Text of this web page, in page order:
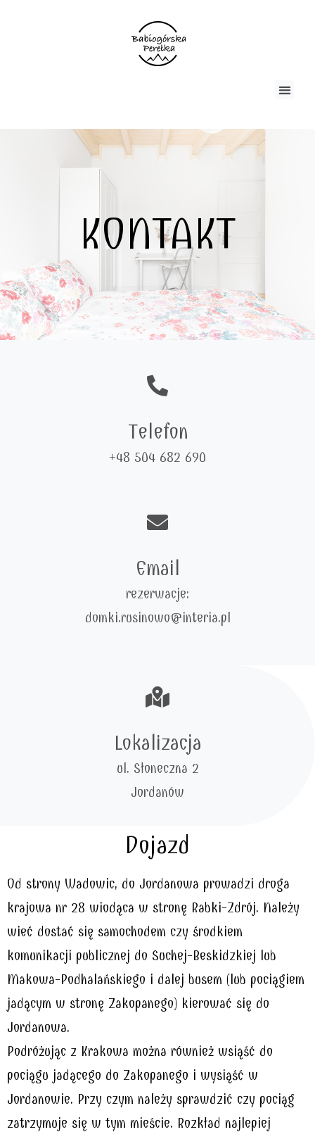
KONTAKT
Telefon
+48 504 682 690
Email
rezerwacje:
domki.rusinowo@interia.pl
Lokalizacja
ul. Słoneczna 2
Jordanów
Dojazd
Od strony Wadowic, do Jordanowa prowadzi droga
krajowa nr 28 wiodąca w stronę Rabki-Zdrój. Należy
wieć dostać się samochodem czy środkiem
komunikacji publicznej do Suchej-Beskidzkiej lub
Makowa-Podhalańskiego i dalej busem (lub pociągiem
jadącym w stronę Zakopanego) kierować się do
Jordanowa.
Podróżując z Krakowa można również wsiąść do
pociągu jadącego do Zakopanego i wysiąść w
Jordanowie. Przy czym należy sprawdzić czy pociąg
zatrzymuje się w tym mieście. Rozkład najlepiej